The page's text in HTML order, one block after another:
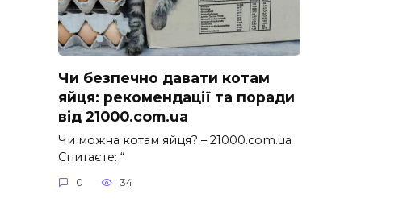
Чи безпечно давати котам
яйця: рекомендації та поради
від 21000.com.ua
Чи можна котам яйця? – 21000.com.ua
Спитаєте: “
0 34